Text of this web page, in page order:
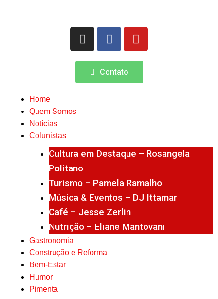
Contato
Home
Quem Somos
Notícias
Colunistas
Cultura em Destaque – Rosangela
Politano
Turismo – Pamela Ramalho
Música & Eventos – DJ Ittamar
Café – Jesse Zerlin
Nutrição – Eliane Mantovani
Gastronomia
Construção e Reforma
Bem-Estar
Humor
Pimenta